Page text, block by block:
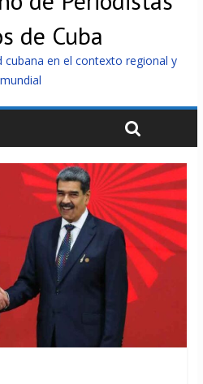
EE.UU sin informarlo
de Cuba
cubana en el contexto regional y
mundial